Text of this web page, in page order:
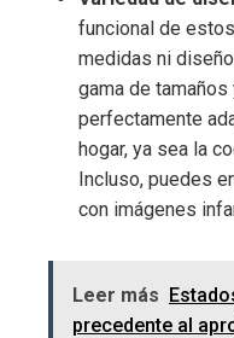
funcional de
medidas ni
gama de
perfectamente
hogar, ya sea la
Incluso, puedes
con imágenes
Leer más
precedente al